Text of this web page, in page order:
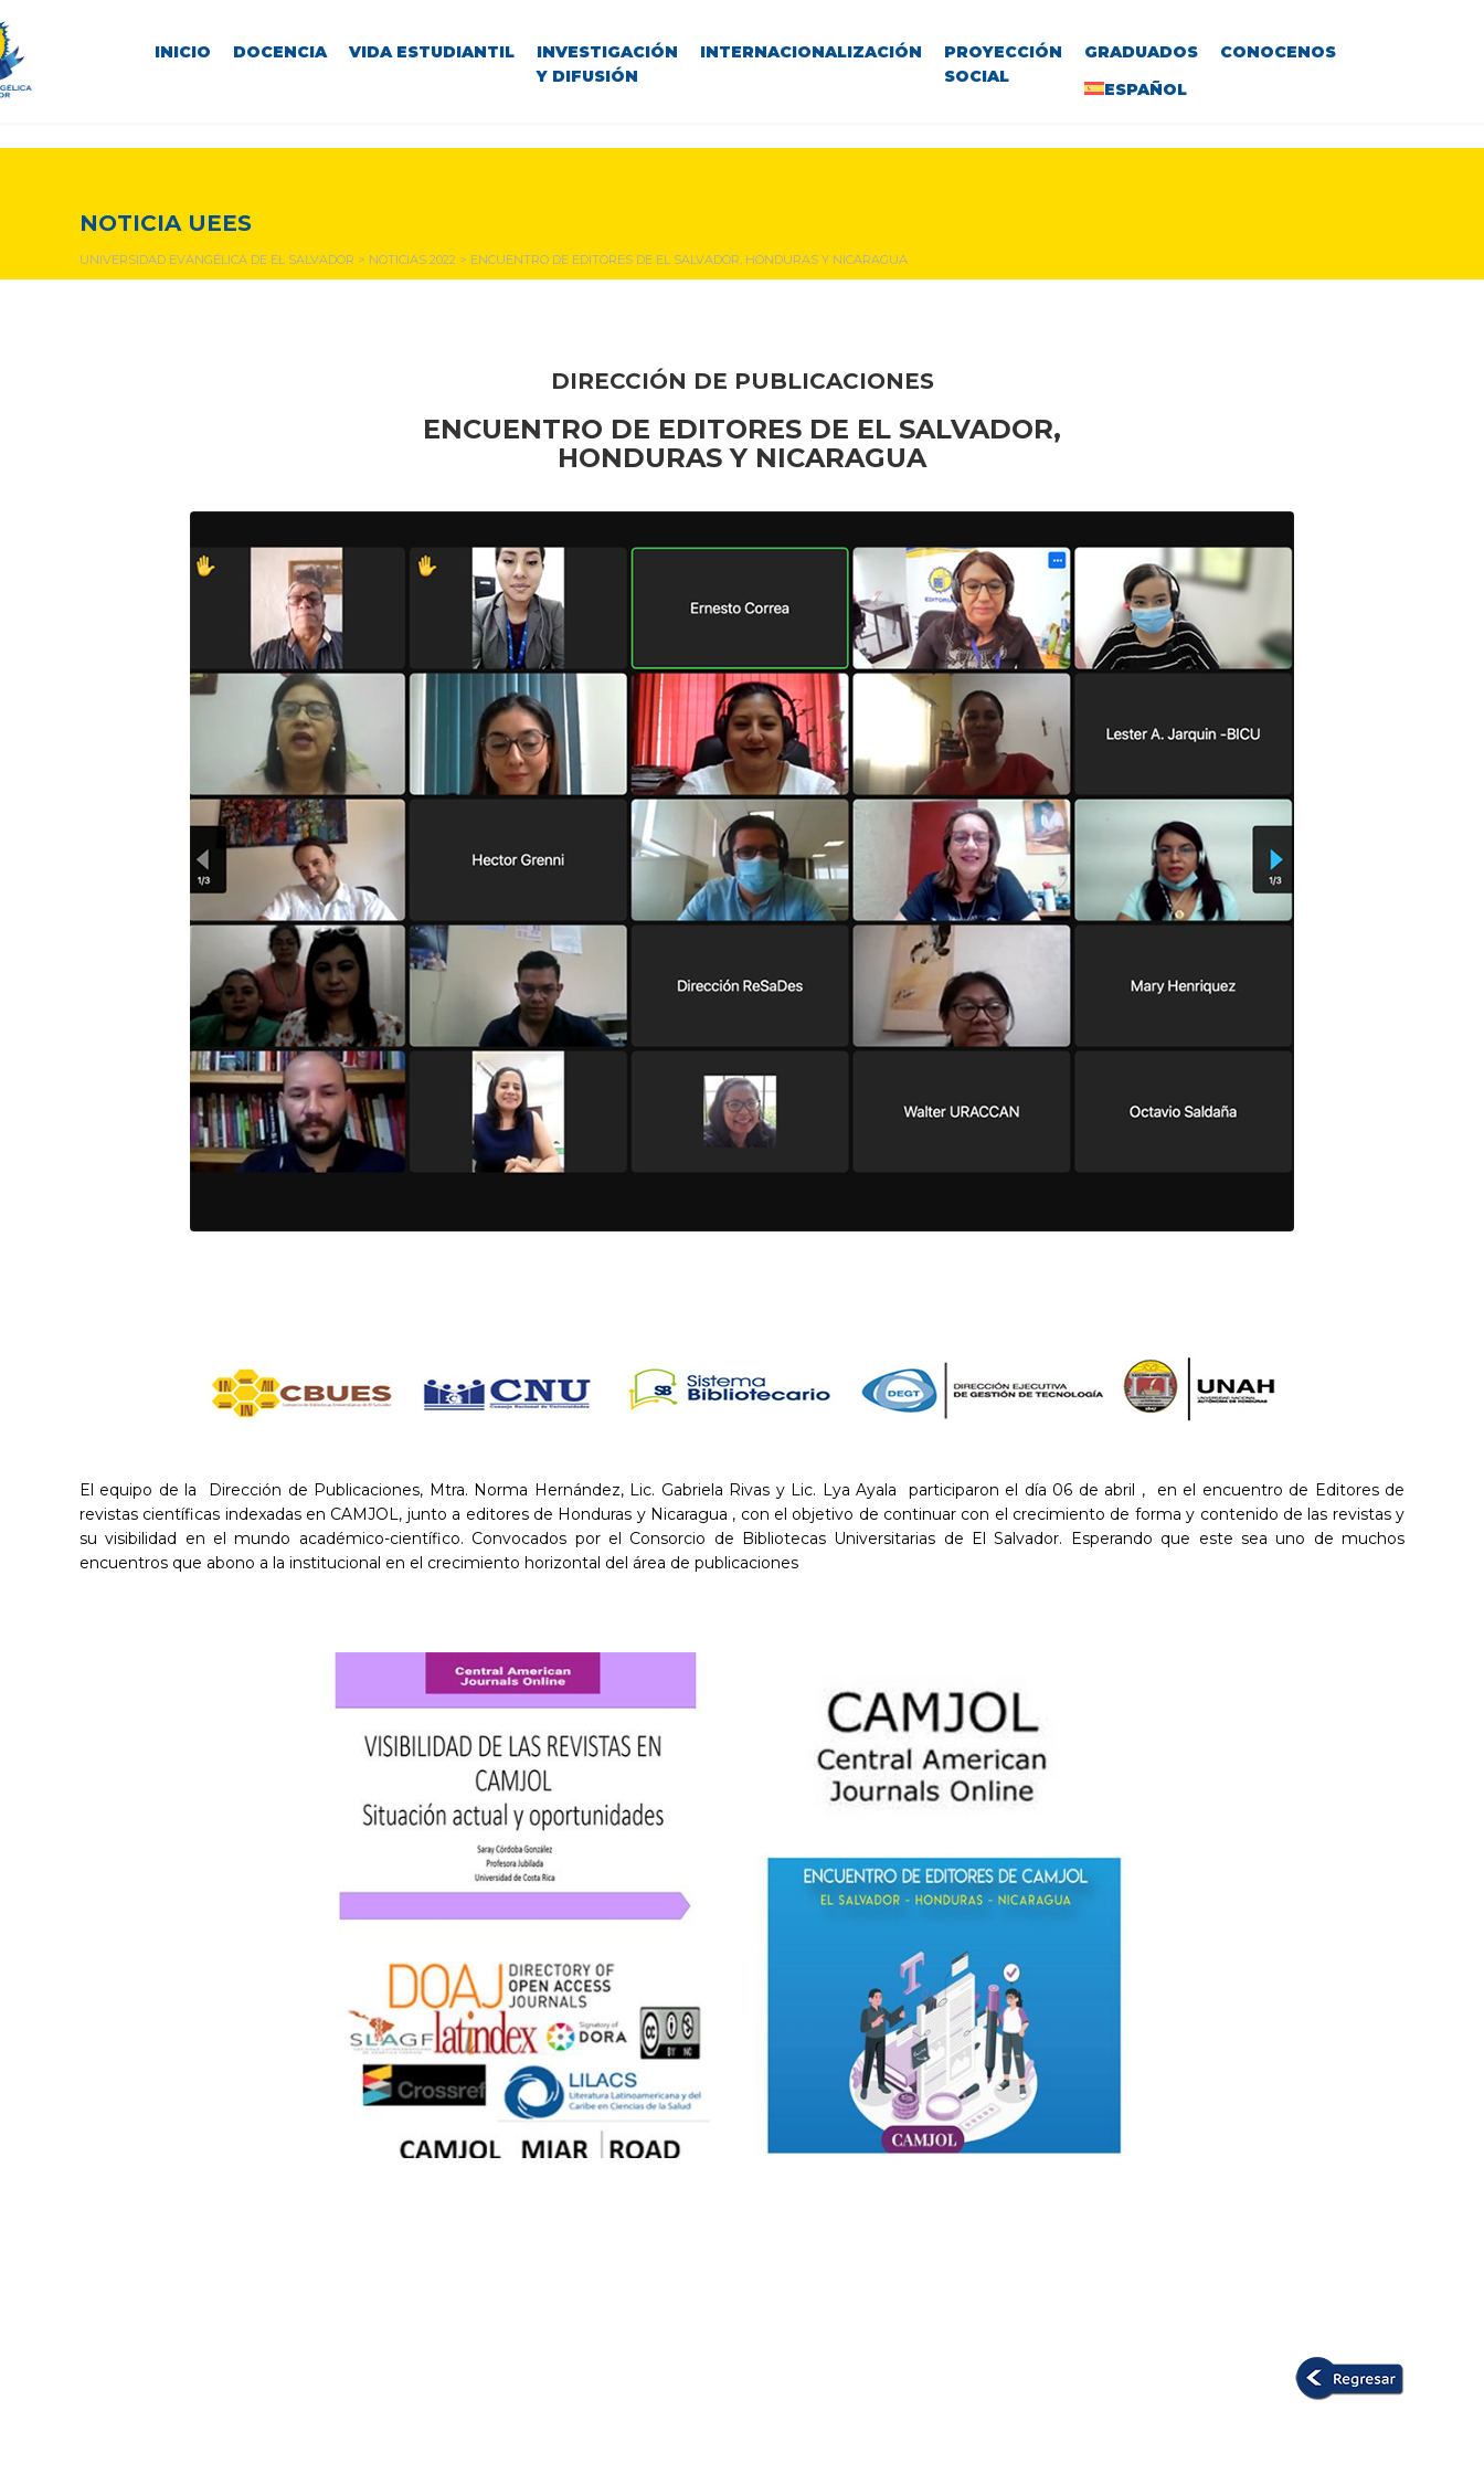
INICIO DOCENCIA VIDA ESTUDIANTIL
INVESTIGACIÓN
Y DIFUSIÓN
INTERNACIONALIZACIÓN
PROYECCIÓN
SOCIAL
GRADUADOS
CONOCENOS
ESPAÑOL
NOTICIA UEES
UNIVERSIDAD EVANGÉLICA DE EL SALVADOR > NOTICIAS 2022 > ENCUENTRO DE EDITORES DE EL SALVADOR, HONDURAS Y NICARAGUA
DIRECCIÓN DE PUBLICACIONES
ENCUENTRO DE EDITORES DE EL SALVADOR,
HONDURAS Y NICARAGUA
El equipo de la Dirección de Publicaciones, Mtra. Norma Hernández, Lic. Gabriela Rivas y Lic. Lya Ayala participaron el día 06 de abril , en el encuentro de Editores de
revistas científicas indexadas en CAMJOL, junto a editores de Honduras y Nicaragua , con el objetivo de continuar con el crecimiento de forma y contenido de las revistas y
su visibilidad en el mundo académico-científico. Convocados por el Consorcio de Bibliotecas Universitarias de El Salvador. Esperando que este sea uno de muchos
encuentros que abono a la institucional en el crecimiento horizontal del área de publicaciones